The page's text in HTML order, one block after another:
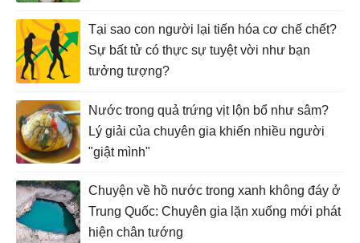
Tại sao con người lại tiến hóa cơ chế chết?
Sự bất tử có thực sự tuyệt vời như bạn
tưởng tượng?
Nước trong quả trứng vịt lộn bổ như sâm?
Lý giải của chuyên gia khiến nhiều người
"giật mình"
Chuyện về hồ nước trong xanh không đáy ở
Trung Quốc: Chuyên gia lặn xuống mới phát
hiện chân tướng